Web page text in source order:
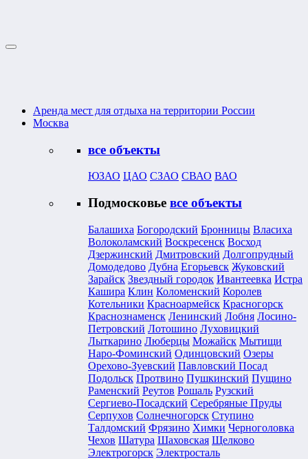
Аренда мест для отдыха на территории России
Москва
все объекты
ЮЗАО ЦАО СЗАО СВАО ВАО
Подмосковье все объекты
Балашиха Богородский Бронницы Власиха
Волоколамский Воскресенск Восход
Дзержинский Дмитровский Долгопрудный
Домодедово Дубна Егорьевск Жуковский
Зарайск Звездный городок Ивантеевка Истра
Кашира Клин Коломенский Королев
Котельники Красноармейск Красногорск
Краснознаменск Ленинский Лобня Лосино-
Петровский Лотошино Луховицкий
Лыткарино Люберцы Можайск Мытищи
Наро-Фоминский Одинцовский Озеры
Орехово-Зуевский Павловский Посад
Подольск Протвино Пушкинский Пущино
Раменский Реутов Рошаль Рузский
Сергиево-Посадский Серебряные Пруды
Серпухов Солнечногорск Ступино
Талдомский Фрязино Химки Черноголовка
Чехов Шатура Шаховская Щелково
Электрогорск Электросталь